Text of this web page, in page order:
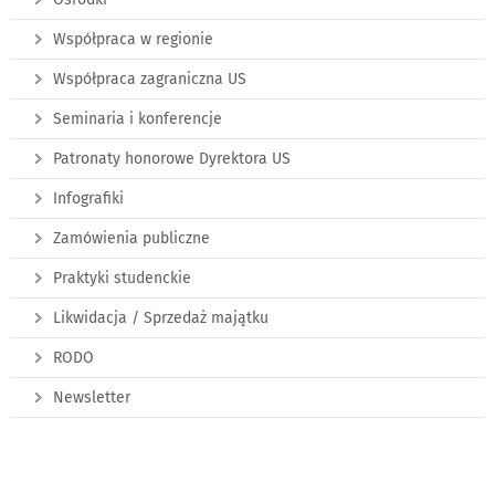
Współpraca w regionie
Współpraca zagraniczna US
Seminaria i konferencje
Patronaty honorowe Dyrektora US
Infografiki
Zamówienia publiczne
Praktyki studenckie
Likwidacja / Sprzedaż majątku
RODO
Newsletter